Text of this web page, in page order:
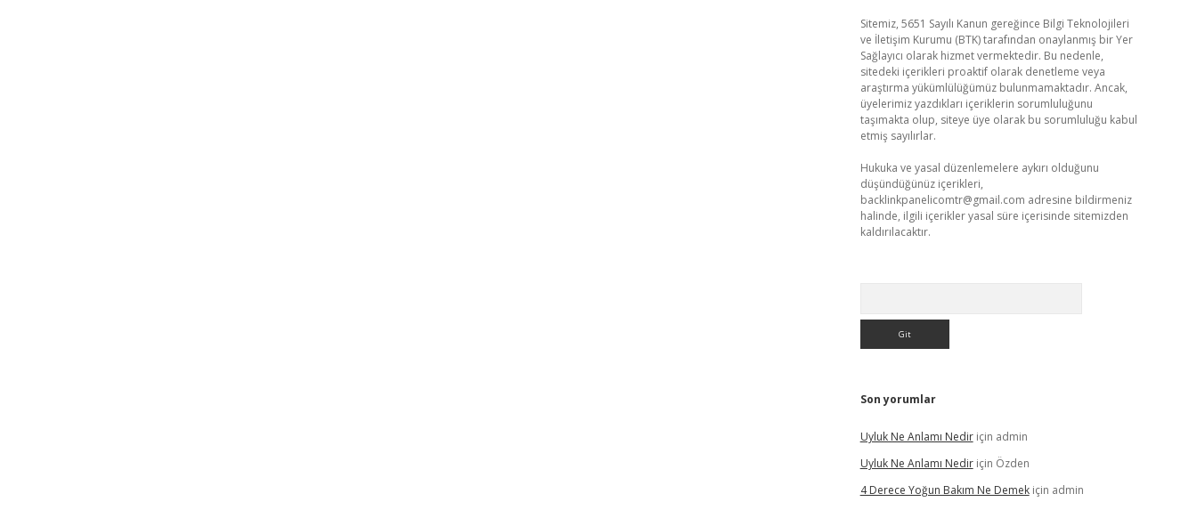
Sitemiz, 5651 Sayılı Kanun gereğince Bilgi Teknolojileri
ve İletişim Kurumu (BTK) tarafından onaylanmış bir Yer
Sağlayıcı olarak hizmet vermektedir. Bu nedenle,
sitedeki içerikleri proaktif olarak denetleme veya
araştırma yükümlülüğümüz bulunmamaktadır. Ancak,
üyelerimiz yazdıkları içeriklerin sorumluluğunu
taşımakta olup, siteye üye olarak bu sorumluluğu kabul
etmiş sayılırlar.
Hukuka ve yasal düzenlemelere aykırı olduğunu
düşündüğünüz içerikleri,
backlinkpanelicomtr@gmail.com adresine bildirmeniz
halinde, ilgili içerikler yasal süre içerisinde sitemizden
kaldırılacaktır.
Son yorumlar
Uyluk Ne Anlamı Nediriçin admin
Uyluk Ne Anlamı Nediriçin Özden
4 Derece Yoğun Bakım Ne Demekiçin admin